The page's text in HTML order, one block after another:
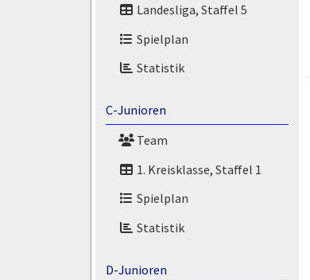
Landesliga, Staffel 5
Spielplan
Statistik
C-Junioren
Team
1. Kreisklasse, Staffel 1
Spielplan
Statistik
D-Junioren